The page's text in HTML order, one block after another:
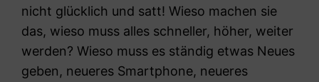
nicht glücklich und satt! Wieso machen sie
das, wieso muss alles schneller, höher, weiter
werden? Wieso muss es ständig etwas Neues
geben, neueres Smartphone, neueres